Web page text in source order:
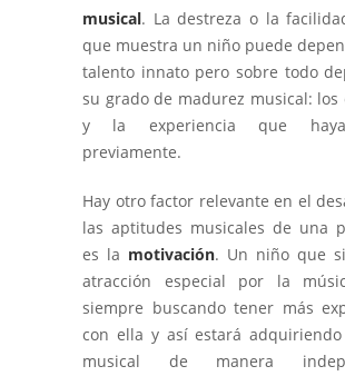
musical. La destreza o la
que muestra un niño puede
talento innato pero sobre todo
su grado de madurez musical: los
y la experiencia que
previamente.
Hay otro factor relevante en el
las aptitudes musicales de una
es la motivación. Un niño que
atracción especial por la
siempre buscando tener más
con ella y así estará
musical de manera